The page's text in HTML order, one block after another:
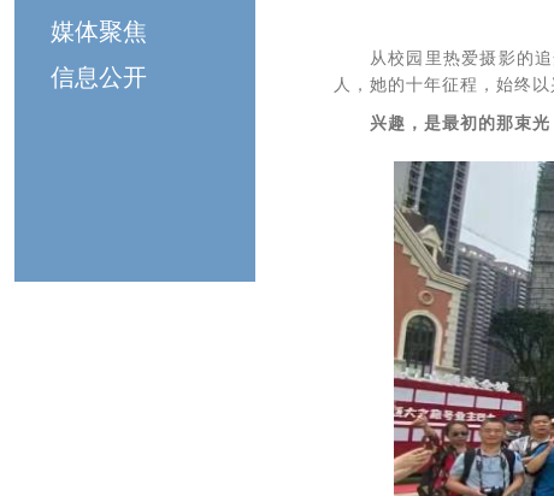
媒体聚焦
信息公开
从校园里热爱摄影的
人，她的十年征程，始终
兴趣，是最初的那束光